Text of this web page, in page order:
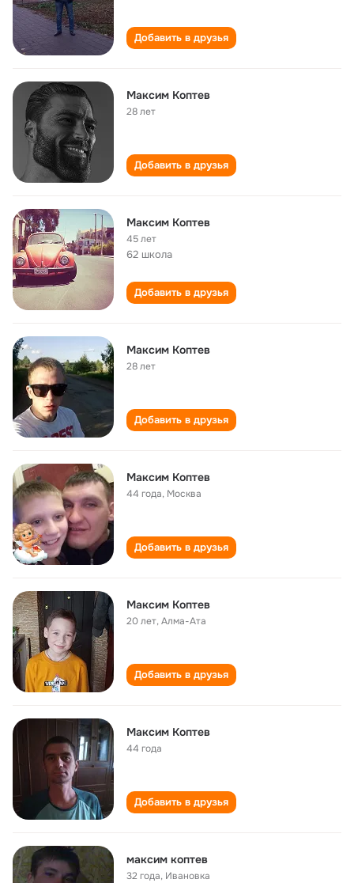
Добавить в друзья
Максим Коптев
28 лет
Добавить в друзья
Максим Коптев
45 лет
62 школа
Добавить в друзья
Максим Коптев
28 лет
Добавить в друзья
Максим Коптев
44 года, Москва
Добавить в друзья
Максим Коптев
20 лет,Алма-Ата
Добавить в друзья
Максим Коптев
44 года
Добавить в друзья
максим коптев
32 года, Ивановка